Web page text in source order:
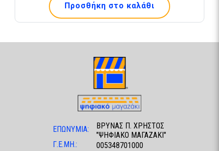
Προσθήκη στο καλάθι
ΕΠΩΝΥΜΙΑ:
ΒΡΥΝΑΣ Π. ΧΡΗΣΤΟΣ
"ΨΗΦΙΑΚΟ ΜΑΓΑΖΑΚΙ"
Γ.Ε.ΜΗ.:
005348701000